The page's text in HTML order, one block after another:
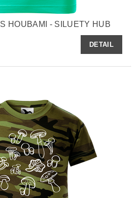
HOUBAMI - SILUETY HUB
DETAIL